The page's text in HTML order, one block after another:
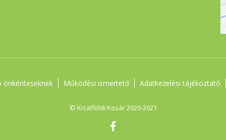
© Kisalföldi Kosár 2020-2021
Működési ismertető Adatkezelési tájékoztató